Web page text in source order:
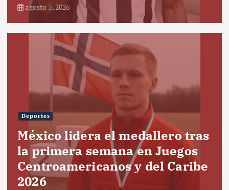
agosto 3, 2026
Deportes
México lidera el medallero tras
la primera semana en Juegos
Centroamericanos y del Caribe
2026